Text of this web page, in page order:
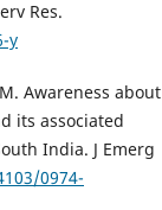
Res.
y
Awareness about
its associated
India. J Emerg
0974-